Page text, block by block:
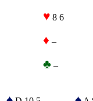
♥ 8 6
♦ –
♣ –